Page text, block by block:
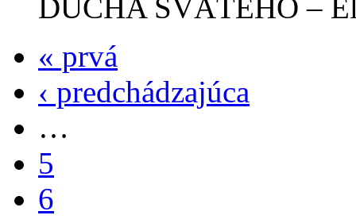
DUCHA SVÄTÉHO –
« prvá
‹ predchádzajúca
…
5
6